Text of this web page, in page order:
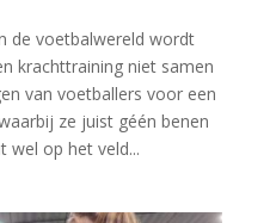
de voetbalwereld wordt
krachttraining niet samen
van voetballers voor een
ze juist géén benen
wel op het veld...